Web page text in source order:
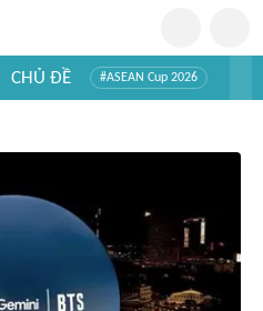
CHỦ ĐỀ #ASEAN Cup 2026